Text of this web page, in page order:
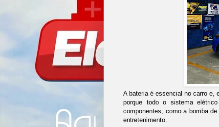
A bateria é essencial no carro e,
porque todo o sistema
componentes, como a bomba
entretenimento.